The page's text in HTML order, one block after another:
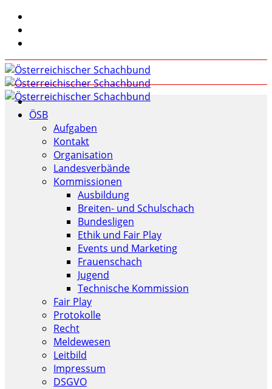
ÖSB
Aufgaben
Kontakt
Organisation
Landesverbände
Kommissionen
Ausbildung
Breiten- und Schulschach
Bundesligen
Ethik und Fair Play
Events und Marketing
Frauenschach
Jugend
Technische Kommission
Fair Play
Protokolle
Recht
Meldewesen
Leitbild
Impressum
DSGVO